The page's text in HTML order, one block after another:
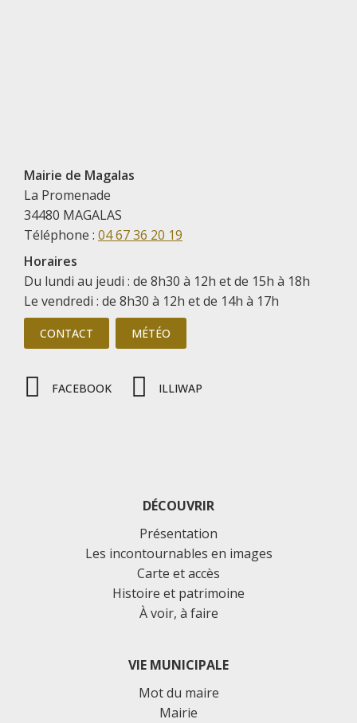
Mairie de Magalas
La Promenade
34480 MAGALAS
Téléphone : 04 67 36 20 19
Horaires
Du lundi au jeudi : de 8h30 à 12h et de 15h à 18h
Le vendredi : de 8h30 à 12h et de 14h à 17h
CONTACT MÉTÉO
FACEBOOK ILLIWAP
DÉCOUVRIR
Présentation
Les incontournables en images
Carte et accès
Histoire et patrimoine
À voir, à faire
VIE MUNICIPALE
Mot du maire
Mairie